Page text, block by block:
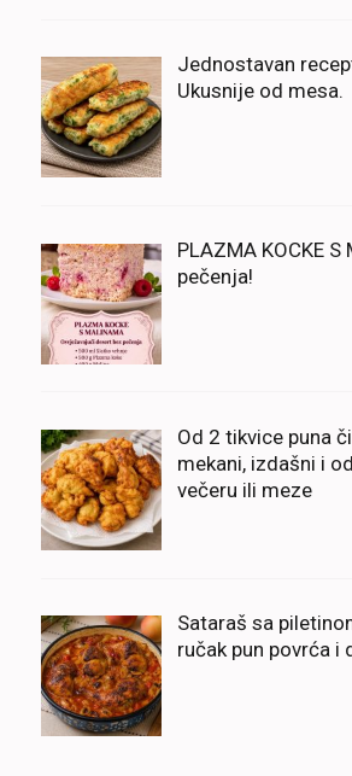
Jednostavan
Ukusnije od mesa.
PLAZMA KOCKE
pečenja!
Od 2 tikvice puna
mekani, izdašni i
večeru ili meze
Sataraš sa
ručak pun povrća i